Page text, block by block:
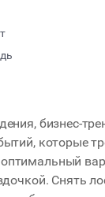
бизнес-
которые
Снять